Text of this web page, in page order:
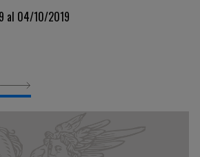
al 04/10/2019